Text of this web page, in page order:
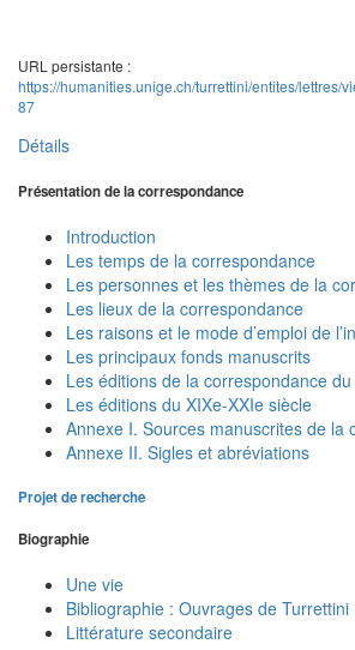
URL persistante :
https://humanities.unige.ch/turrettini/entites/lettres/
87
Détails
Présentation de la correspondance
Introduction
Les temps de la correspondance
Les personnes et les thèmes de la
Les lieux de la correspondance
Les raisons et le mode d’emploi de
Les principaux fonds manuscrits
Les éditions de la correspondance
Les éditions du XIXe-XXIe siècle
Annexe I. Sources manuscrites de la
Annexe II. Sigles et abréviations
Projet de recherche
Biographie
Une vie
Bibliographie : Ouvrages de Turrettini
Littérature secondaire